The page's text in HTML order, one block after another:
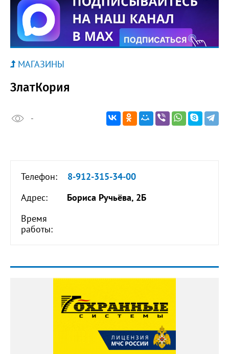
МАГАЗИНЫ
ЗлатКория
-
Телефон:
8-912-315-34-00
Адрес:
Бориса Ручьёва, 2Б
Время
работы: